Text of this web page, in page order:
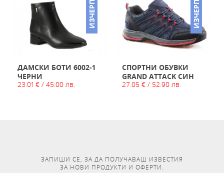
ИЗЧЕРПАН
ДАМСКИ БОТИ 6002-1
ЧЕРНИ
23.01 € / 45.00 лв.
ИЗЧЕРПАН
СПОРТНИ ОБУВКИ
GRAND ATTACK СИН
27.05 € / 52.90 лв.
ЗАПИШИ СЕ, ЗА ДА ПОЛУЧАВАШ ИЗВЕСТИЯ
ЗА НОВИ ПРОДУКТИ И ОФЕРТИ.